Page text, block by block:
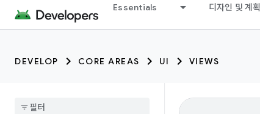
Essentials 디자인 및 계획
DEVELOP CORE AREAS UI VIEWS